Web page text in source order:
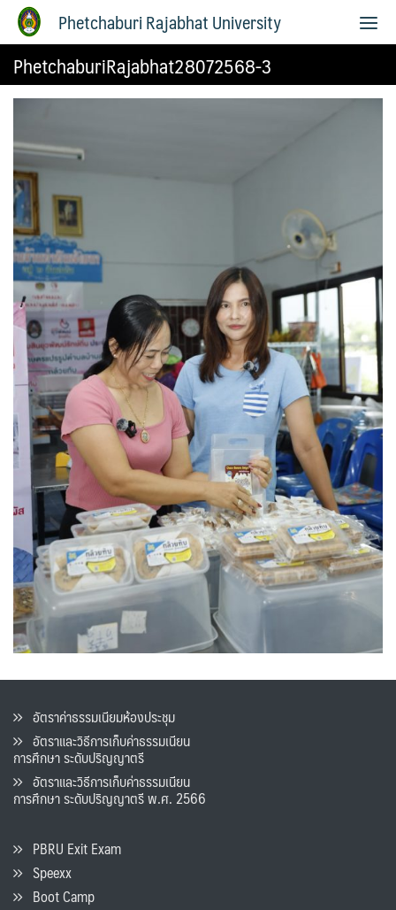
Phetchaburi Rajabhat University
PhetchaburiRajabhat28072568-3
อัตราค่าธรรมเนียมห้องประชุม
อัตราและวิธีการเก็บค่าธรรมเนียน
การศึกษา ระดับปริญญาตรี
อัตราและวิธีการเก็บค่าธรรมเนียน
การศึกษา ระดับปริญญาตรี พ.ศ. 2566
PBRU Exit Exam
Speexx
Boot Camp